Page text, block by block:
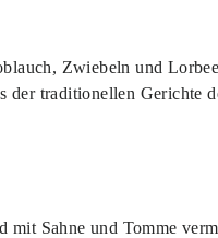
Zwiebeln und
der traditionellen Gerichte
Sahne und Tomme